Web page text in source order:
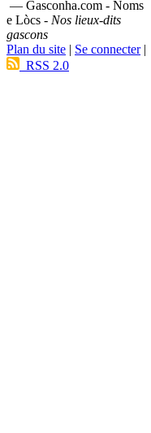
— Gasconha.com - Noms
e Lòcs - Nos lieux-dits
gascons
Plan du site | Se connecter|
RSS 2.0